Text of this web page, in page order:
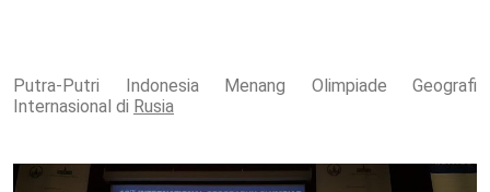
Putra-Putri Indonesia Menang Olimpiade Geografi
Internasional di Rusia